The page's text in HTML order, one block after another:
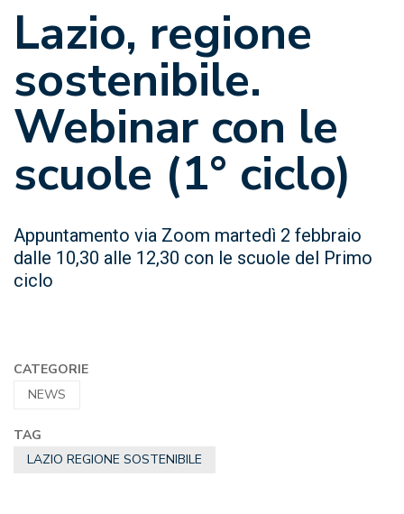
Lazio, regione
sostenibile.
Webinar con le
scuole (1° ciclo)
Appuntamento via Zoom martedì 2 febbraio
dalle 10,30 alle 12,30 con le scuole del Primo
ciclo
CATEGORIE
NEWS
TAG
LAZIO REGIONE SOSTENIBILE